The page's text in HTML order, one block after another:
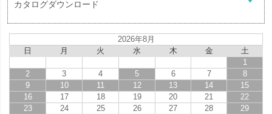
カタログダウンロード
2026年8月
日
月 火 水 木 金
土
1
2
3 4 5 6 7
8
9
10 11 12 13 14
15
16
17 18 19 20 21
22
23
24 25 26 27 28
29